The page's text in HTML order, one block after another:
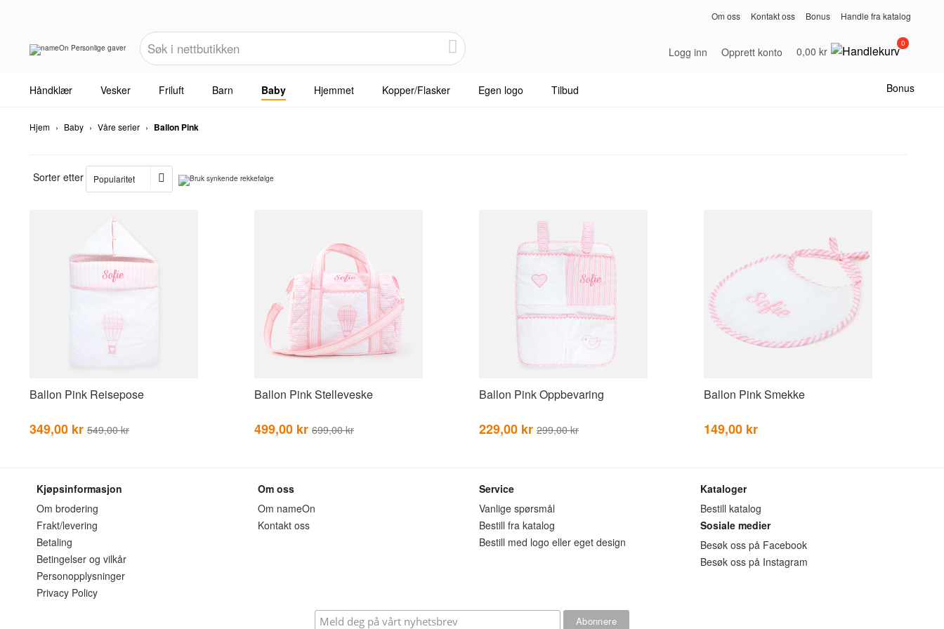
Om oss Kontakt oss Bonus Handle fra katalog
Logg inn Opprett konto 0,00 kr
0
Håndklær Vesker Friluft Barn Baby Hjemmet Kopper/Flasker Egen logo Tilbud Bonus
Hjem › Baby › Våre serier › Ballon Pink
Sorter etter
Ballon Pink Reisepose
349,00 kr 549,00 kr
Ballon Pink Stelleveske
499,00 kr 699,00 kr
Ballon Pink Oppbevaring
229,00 kr 299,00 kr
Ballon Pink Smekke
149,00 kr
Kjøpsinformasjon
Om brodering
Frakt/levering
Betaling
Betingelser og vilkår
Personopplysninger
Privacy Policy
Om oss
Om nameOn
Kontakt oss
Service
Vanlige spørsmål
Bestill fra katalog
Bestill med logo eller eget design
Kataloger
Bestill katalog
Sosiale medier
Besøk oss på Facebook
Besøk oss på Instagram